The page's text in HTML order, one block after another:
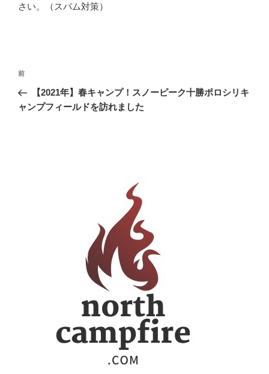
さい。（スパム対策）
投
ナ
前
の
投
前
【2021年】春キャンプ！スノーピーク十勝ポロシリキ
ャンプフィールドを訪れました